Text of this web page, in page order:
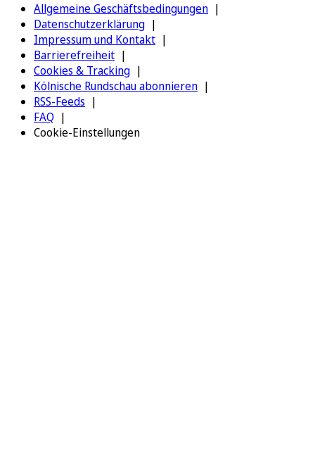
Allgemeine Geschäftsbedingungen
Datenschutzerklärung
Impressum und Kontakt
Barrierefreiheit
Cookies & Tracking
Kölnische Rundschau abonnieren
RSS-Feeds
FAQ
Cookie-Einstellungen